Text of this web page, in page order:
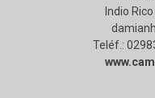
Indio
Teléf.: